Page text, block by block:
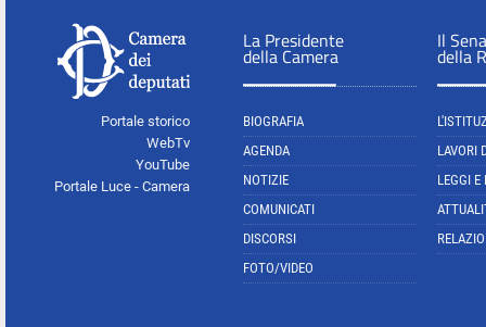
Portale storico
WebTv
YouTube
Portale Luce - Camera
La Presidente
della Camera
BIOGRAFIA
AGENDA
NOTIZIE
COMUNICATI
DISCORSI
FOTO/VIDEO
Il
della
LAVORI
LEGGI E